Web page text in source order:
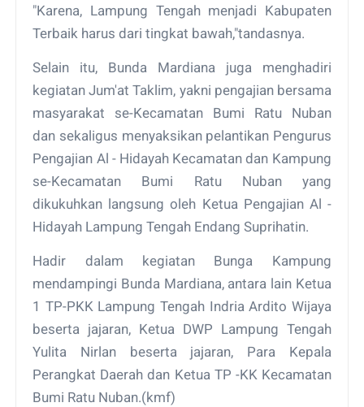
"Karena, Lampung Tengah menjadi Kabupaten
Terbaik harus dari tingkat bawah,"tandasnya.
Selain itu, Bunda Mardiana juga menghadiri
kegiatan Jum'at Taklim, yakni pengajian bersama
masyarakat se-Kecamatan Bumi Ratu Nuban
dan sekaligus menyaksikan pelantikan Pengurus
Pengajian Al - Hidayah Kecamatan dan Kampung
se-Kecamatan Bumi Ratu Nuban yang
dikukuhkan langsung oleh Ketua Pengajian Al -
Hidayah Lampung Tengah Endang Suprihatin.
Hadir dalam kegiatan Bunga Kampung
mendampingi Bunda Mardiana, antara lain Ketua
1 TP-PKK Lampung Tengah Indria Ardito Wijaya
beserta jajaran, Ketua DWP Lampung Tengah
Yulita Nirlan beserta jajaran, Para Kepala
Perangkat Daerah dan Ketua TP -KK Kecamatan
Bumi Ratu Nuban.(kmf)